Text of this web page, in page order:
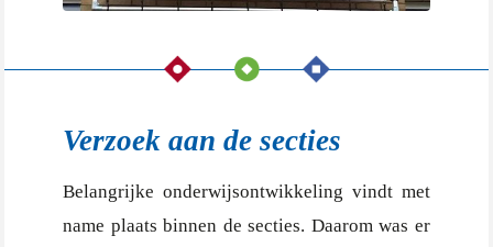
Verzoek aan de secties
Belangrijke onderwijsontwikkeling vindt met
name plaats binnen de secties. Daarom was er